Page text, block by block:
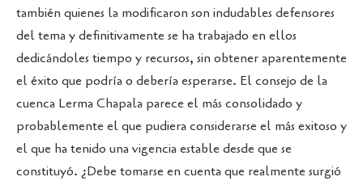
también quienes la modificaron son indudables defensores
del tema y definitivamente se ha trabajado en ellos
dedicándoles tiempo y recursos, sin obtener aparentemente
el éxito que podría o debería esperarse. El consejo de la
cuenca Lerma Chapala parece el más consolidado y
probablemente el que pudiera considerarse el más exitoso y
el que ha tenido una vigencia estable desde que se
constituyó. ¿Debe tomarse en cuenta que realmente surgió